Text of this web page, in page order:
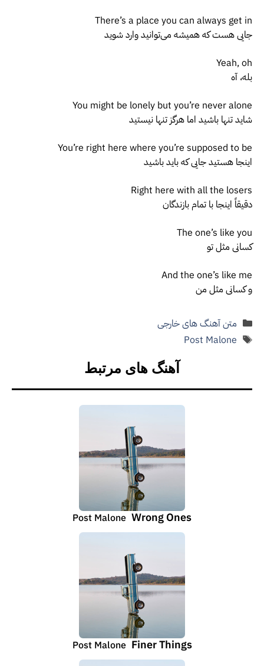
There’s a place you can always get in
جایی هست که همیشه می‌توانید وارد شوید
Yeah, oh
بله، آه
You might be lonely but you’re never alone
شاید تنها باشید اما هرگز تنها نیستید
You’re right here where you’re supposed to be
اینجا هستید جایی که باید باشید
Right here with all the losers
دقیقاً اینجا با تمام بازندگان
The one’s like you
کسانی مثل تو
And the one’s like me
و کسانی مثل من
دسته‌ها
متن آهنگ های خارجی
برچسب‌ها
Post Malone
آهنگ های مرتبط
Wrong Ones
Post Malone
Finer Things
Post Malone